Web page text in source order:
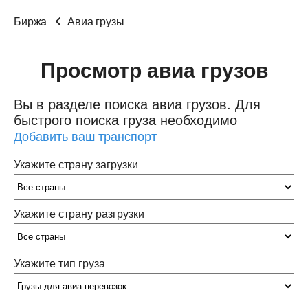
Биржа Авиа грузы
Просмотр авиа грузов
Вы в разделе поиска авиа грузов. Для
быстрого поиска груза необходимо
Добавить ваш транспорт
Укажите страну загрузки
Укажите страну разгрузки
Укажите тип груза